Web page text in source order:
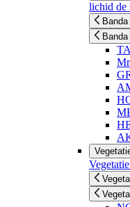
lichid de